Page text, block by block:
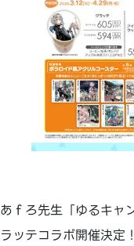
あｆろ先生「ゆるキ
ラッテコラボ開催決定！